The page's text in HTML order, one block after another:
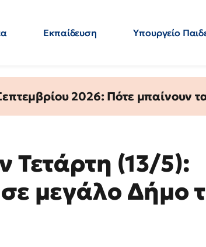
Εκπαίδευση Υπουργείο
2026: Πότε μπαίνουν
Τετάρτη (13/5):
μεγάλο Δήμο